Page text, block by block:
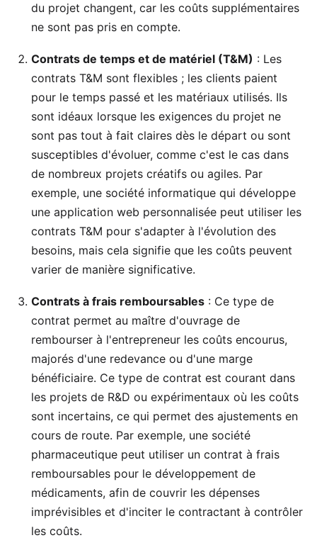
du projet changent, car les coûts supplémentaires
ne sont pas pris en compte.
Contrats de temps et de matériel (T&M) : Les
contrats T&M sont flexibles ; les clients paient
pour le temps passé et les matériaux utilisés. Ils
sont idéaux lorsque les exigences du projet ne
sont pas tout à fait claires dès le départ ou sont
susceptibles d'évoluer, comme c'est le cas dans
de nombreux projets créatifs ou agiles. Par
exemple, une société informatique qui développe
une application web personnalisée peut utiliser les
contrats T&M pour s'adapter à l'évolution des
besoins, mais cela signifie que les coûts peuvent
varier de manière significative.
Contrats à frais remboursables : Ce type de
contrat permet au maître d'ouvrage de
rembourser à l'entrepreneur les coûts encourus,
majorés d'une redevance ou d'une marge
bénéficiaire. Ce type de contrat est courant dans
les projets de R&D ou expérimentaux où les coûts
sont incertains, ce qui permet des ajustements en
cours de route. Par exemple, une société
pharmaceutique peut utiliser un contrat à frais
remboursables pour le développement de
médicaments, afin de couvrir les dépenses
imprévisibles et d'inciter le contractant à contrôler
les coûts.